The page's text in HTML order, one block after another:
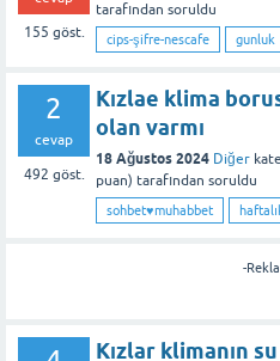
155 göst.
tarafından soruldu
cips-şifre-nescafe gunluk
2
cevap
492 göst.
Kızlae klima
olan varmı
18 Ağustos 2024 Diğer
puan) tarafından soruldu
sohbet♥️muhabbet
-
Kızlar klimanın